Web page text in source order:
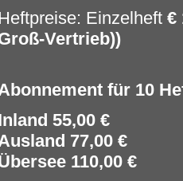
Einzelheft €
Vertrieb))
für 10
55,00 €
77,00 €
110,00 €